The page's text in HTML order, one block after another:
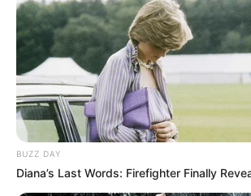
CHURO
Churo
presunto
CARGAR MÁS
BUZZ DAY
Diana’s Last Words: Firefighter Finally